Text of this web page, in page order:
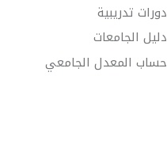
دورات تدريبية
دليل الجامعات
حساب المعدل الجامعي